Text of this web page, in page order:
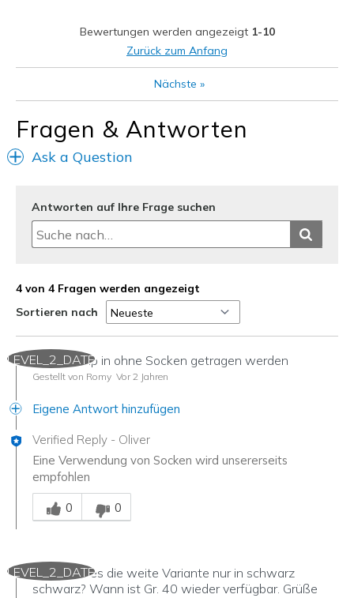
View On Shoes
Shoes are for Wearing
Bewertungen werden angezeigt 1-10
Zurück zum Anfang
Nächste »
Fragen & Antworten
Ask a Question
Antworten auf Ihre Frage suchen
4 von 4 Fragen werden angezeigt
Sortieren nach
LEVEL_2_DATE
Können Slip in ohne Socken getragen werden
Gestellt von Romy Vor 2 Jahren
Eigene Antwort hinzufügen
Verified Reply - Oliver
Eine Verwendung von Socken wird unsererseits
empfohlen
Mitarbeiter-Gutachter
0
0
LEVEL_2_DATE
Hallo, gibt es die weite Variante nur in schwarz
schwarz? Wann ist Gr. 40 wieder verfügbar. Grüße